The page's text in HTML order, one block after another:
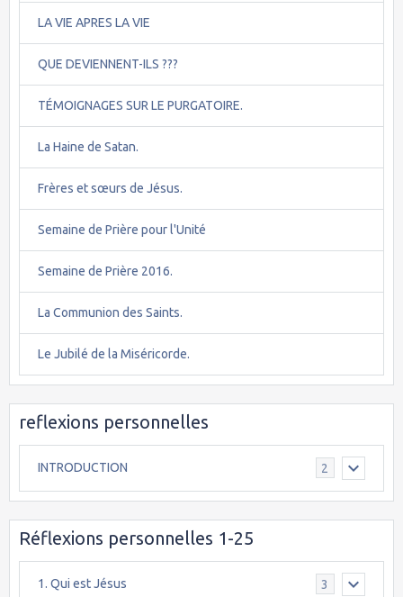
LA VIE APRES LA VIE
QUE DEVIENNENT-ILS ???
TÉMOIGNAGES SUR LE PURGATOIRE.
La Haine de Satan.
Frères et sœurs de Jésus.
Semaine de Prière pour l'Unité
Semaine de Prière 2016.
La Communion des Saints.
Le Jubilé de la Miséricorde.
reflexions personnelles
INTRODUCTION 2
Réflexions personnelles 1-25
1. Qui est Jésus 3